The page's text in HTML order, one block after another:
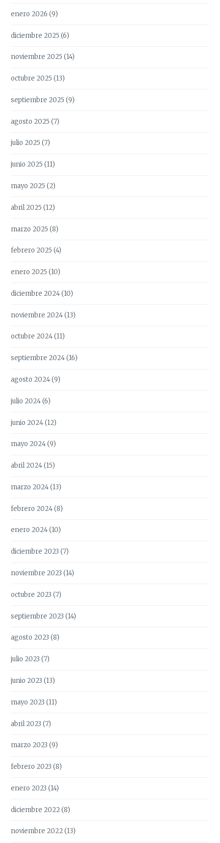
enero 2026 (9)
diciembre 2025 (6)
noviembre 2025 (14)
octubre 2025 (13)
septiembre 2025 (9)
agosto 2025 (7)
julio 2025 (7)
junio 2025 (11)
mayo 2025 (2)
abril 2025 (12)
marzo 2025 (8)
febrero 2025 (4)
enero 2025 (10)
diciembre 2024(10)
noviembre 2024(13)
octubre 2024(11)
septiembre 2024(16)
agosto 2024(9)
julio 2024(6)
junio 2024(12)
mayo 2024(9)
abril 2024(15)
marzo 2024(13)
febrero 2024(8)
enero 2024(10)
diciembre 2023 (7)
noviembre 2023 (14)
octubre 2023 (7)
septiembre 2023 (14)
agosto 2023 (8)
julio 2023 (7)
junio 2023 (13)
mayo 2023 (11)
abril 2023 (7)
marzo 2023 (9)
febrero 2023 (8)
enero 2023 (14)
diciembre 2022(8)
noviembre 2022(13)